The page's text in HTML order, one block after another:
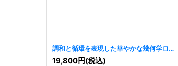
調和と循環を表現した華やかな幾何学ロゴ
[11386]
19,800円(税込)